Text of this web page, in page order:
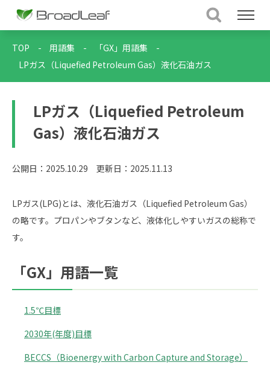
TOP - 用語集 - 「GX」用語集
-
LPガス（Liquefied Petroleum Gas）液化石油ガス
LPガス（Liquefied Petroleum
Gas）液化石油ガス
公開日：2025.10.29 更新日：2025.11.13
LPガス(LPG)とは、液化石油ガス（Liquefied Petroleum Gas）
の略です。プロパンやブタンなど、液体化しやすいガスの総称で
す。
「GX」用語一覧
1.5℃目標
2030年(年度)目標
BECCS（Bioenergy with Carbon Capture and Storage）